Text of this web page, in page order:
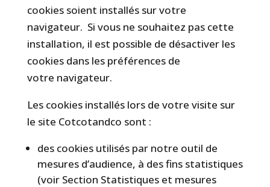
cookies soient installés sur votre
navigateur. Si vous ne souhaitez pas cette
installation, il est possible de désactiver les
cookies dans les préférences de
votre navigateur.
Les cookies installés lors de votre visite sur
le site Cotcotandco sont :
des cookies utilisés par notre outil de
mesures d’audience, à des fins statistiques
(voir Section Statistiques et mesures